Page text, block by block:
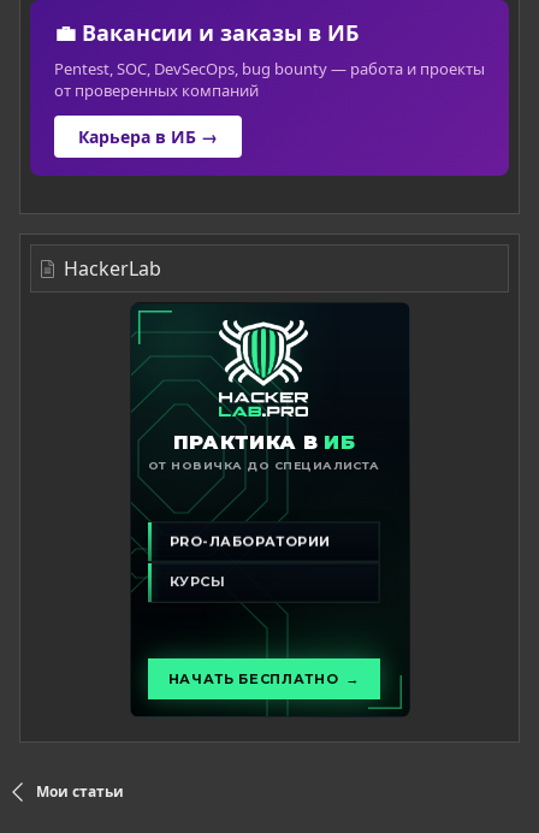
💼 Вакансии и заказы в ИБ
Pentest, SOC, DevSecOps, bug bounty — работа и проекты
от проверенных компаний
Карьера в ИБ →
HackerLab
Мои статьи